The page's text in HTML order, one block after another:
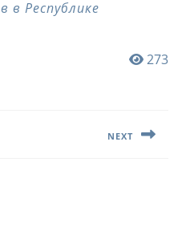
в Республике
273
NEXT